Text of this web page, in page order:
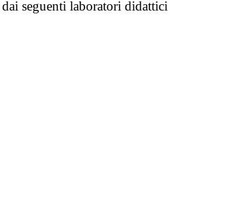
seguenti laboratori didattici